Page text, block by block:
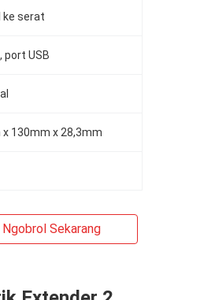
ke serat
port USB
130mm x 28,3mm
Ngobrol Sekarang